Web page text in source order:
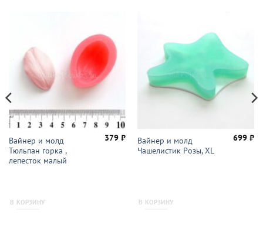
Вайнер и молд
Тюльпан горка ,
лепесток малый
379₽
В КОРЗИНУ
Вайнер и молд
Чашелистик Розы, XL
699₽
В КОРЗИНУ